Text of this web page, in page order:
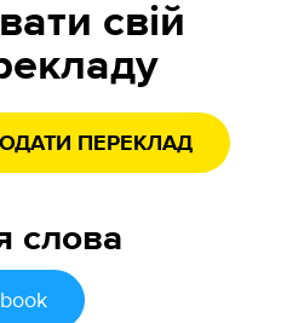
свій
ПЕРЕКЛАД
слова